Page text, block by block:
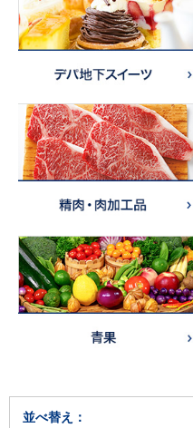
並べ替え：